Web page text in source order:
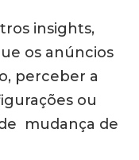
insights,
os anúncios
perceber a
ou
mudança de